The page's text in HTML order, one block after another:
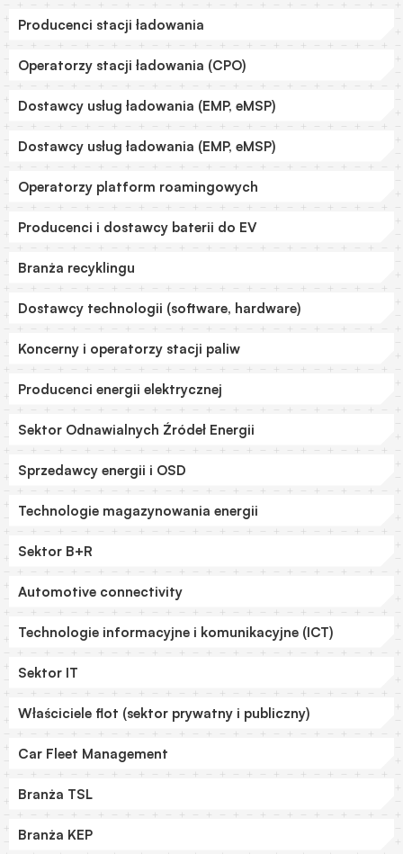
Producenci stacji ładowania
Operatorzy stacji ładowania (CPO)
Dostawcy usług ładowania (EMP, eMSP)
Dostawcy usług ładowania (EMP, eMSP)
Operatorzy platform roamingowych
Producenci i dostawcy baterii do EV
Branża recyklingu
Dostawcy technologii (software, hardware)
Koncerny i operatorzy stacji paliw
Producenci energii elektrycznej
Sektor Odnawialnych Źródeł Energii
Sprzedawcy energii i OSD
Technologie magazynowania energii
Sektor B+R
Automotive connectivity
Technologie informacyjne i komunikacyjne (ICT)
Sektor IT
Właściciele flot (sektor prywatny i publiczny)
Car Fleet Management
Branża TSL
Branża KEP